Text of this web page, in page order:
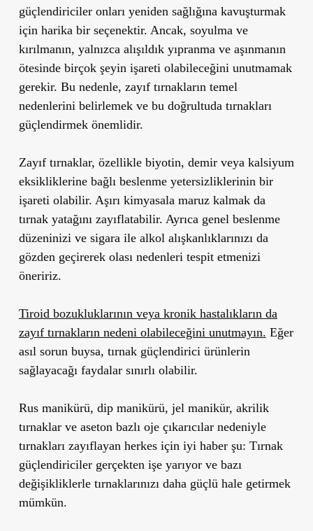
güçlendiriciler onları yeniden sağlığına kavuşturmak
için harika bir seçenektir. Ancak, soyulma ve
kırılmanın, yalnızca alışıldık yıpranma ve aşınmanın
ötesinde birçok şeyin işareti olabileceğini unutmamak
gerekir. Bu nedenle, zayıf tırnakların temel
nedenlerini belirlemek ve bu doğrultuda tırnakları
güçlendirmek önemlidir.
Zayıf tırnaklar, özellikle biyotin, demir veya kalsiyum
eksikliklerine bağlı beslenme yetersizliklerinin bir
işareti olabilir. Aşırı kimyasala maruz kalmak da
tırnak yatağını zayıflatabilir. Ayrıca genel beslenme
düzeninizi ve sigara ile alkol alışkanlıklarınızı da
gözden geçirerek olası nedenleri tespit etmenizi
öneririz.
Tiroid bozukluklarının veya kronik hastalıkların da
zayıf tırnakların nedeni olabileceğini unutmayın. Eğer
asıl sorun buysa, tırnak güçlendirici ürünlerin
sağlayacağı faydalar sınırlı olabilir.
Rus manikürü, dip manikürü, jel manikür, akrilik
tırnaklar ve aseton bazlı oje çıkarıcılar nedeniyle
tırnakları zayıflayan herkes için iyi haber şu: Tırnak
güçlendiriciler gerçekten işe yarıyor ve bazı
değişikliklerle tırnaklarınızı daha güçlü hale getirmek
mümkün.